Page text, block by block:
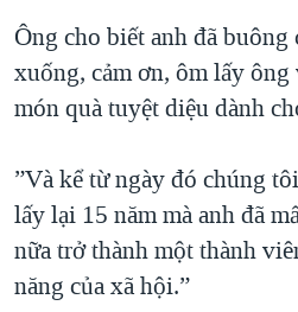
Ông cho biết anh đã
xuống, cảm ơn, ôm lấy
món quà tuyệt diệu dành
”Và kể từ ngày đó chúng
lấy lại 15 năm mà anh đã
nữa trở thành một thành
năng của xã hội.”